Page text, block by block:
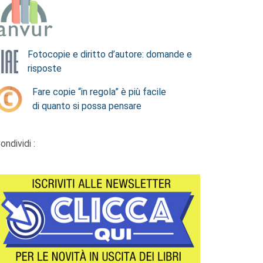
Fotocopie e diritto d’autore: domande e
risposte
Fare copie “in regola” è più facile
di quanto si possa pensare
: